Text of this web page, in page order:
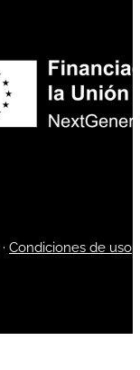
· Condiciones de uso